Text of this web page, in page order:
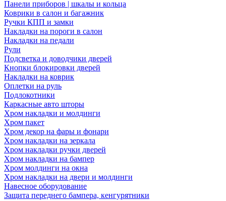
Панели приборов | шкалы и кольца
Коврики в салон и багажник
Ручки КПП и замки
Накладки на пороги в салон
Накладки на педали
Рули
Подсветка и доводчики дверей
Кнопки блокировки дверей
Накладки на коврик
Оплетки на руль
Подлокотники
Каркасные авто шторы
Хром накладки и молдинги
Хром пакет
Хром декор на фары и фонари
Хром накладки на зеркала
Хром накладки ручки дверей
Хром накладки на бампер
Хром молдинги на окна
Хром накладки на двери и молдинги
Навесное оборудование
Защита переднего бампера, кенгурятники